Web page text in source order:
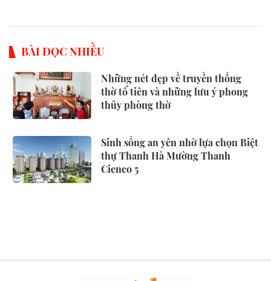
BÀI ĐỌC NHIỀU
Những nét đẹp về truyền thống
thờ tổ tiên và những lưu ý phong
thủy phòng thờ
Sinh sống an yên nhờ lựa chọn Biệt
thự Thanh Hà Mường Thanh
Cienco 5